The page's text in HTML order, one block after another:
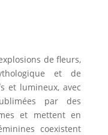
de fleurs,
et de
et lumineux, avec
par des
et mettent en
coexistent